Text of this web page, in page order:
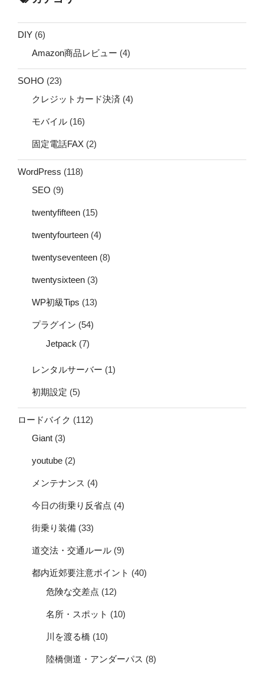
DIY (6)
Amazon商品レビュー (4)
SOHO (23)
クレジットカード決済 (4)
モバイル (16)
固定電話FAX (2)
WordPress (118)
SEO (9)
twentyfifteen (15)
twentyfourteen (4)
twentyseventeen (8)
twentysixteen (3)
WP初級Tips (13)
プラグイン (54)
Jetpack (7)
レンタルサーバー (1)
初期設定 (5)
ロードバイク (112)
Giant (3)
youtube (2)
メンテナンス (4)
今日の街乗り反省点 (4)
街乗り装備 (33)
道交法・交通ルール (9)
都内近郊要注意ポイント (40)
危険な交差点 (12)
名所・スポット (10)
川を渡る橋 (10)
陸橋側道・アンダーパス (8)